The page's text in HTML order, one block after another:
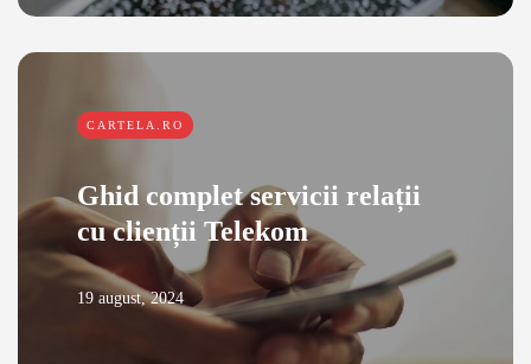
CARTELA.RO
Ghid complet servicii relații
cu clienții Telekom
19 august, 2024